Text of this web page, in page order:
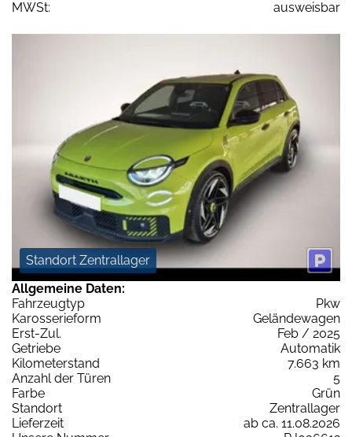
MWSt:
ausweisbar
Standort Zentrallager
Allgemeine Daten:
Fahrzeugtyp
Pkw
Karosserieform
Geländewagen
Erst-Zul.
Feb / 2025
Getriebe
Automatik
Kilometerstand
7.663 km
Anzahl der Türen
5
Farbe
Grün
Standort
Zentrallager
Lieferzeit
ab ca. 11.08.2026